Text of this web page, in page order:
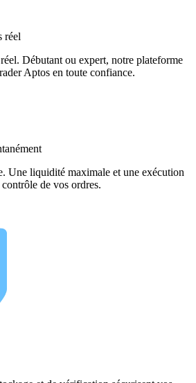
réel
Débutant ou expert, notre plateforme
Aptos en toute confiance.
Une liquidité maximale et une exécution
de vos ordres.